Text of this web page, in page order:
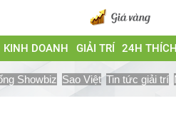
KINH DOANH GIẢI TRÍ 24H
Showbiz Sao Việt Tin tức giải trí